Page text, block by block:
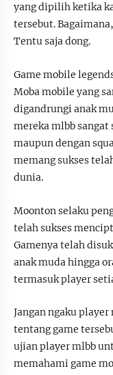
yang dipilih ketika
tersebut.
Tentu saja dong.
Game mobile
Moba mobile yang
digandrungi anak
mereka mlbb
maupun dengan
memang sukses
dunia.
Moonton selaku
telah sukses
Gamenya telah
anak muda hingga
termasuk player
Jangan ngaku
tentang game
ujian player mlbb
memahami game